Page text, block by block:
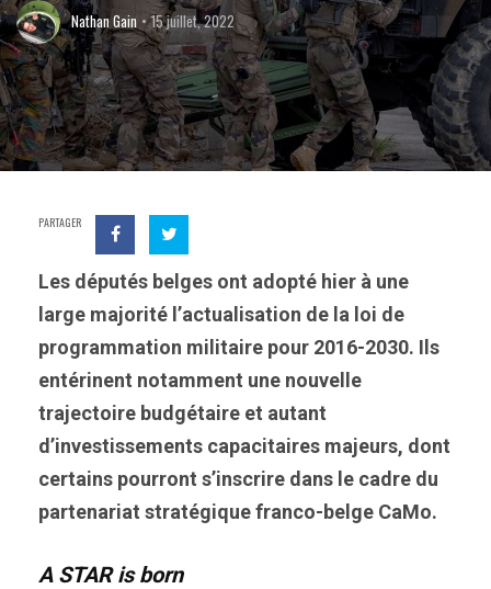
Nathan Gain 15 juillet, 2022
PARTAGER
Les députés belges ont adopté hier à une
large majorité l’actualisation de la loi de
programmation militaire pour 2016-2030. Ils
entérinent notamment une nouvelle
trajectoire budgétaire et autant
d’investissements capacitaires majeurs, dont
certains pourront s’inscrire dans le cadre du
partenariat stratégique franco-belge CaMo.
A STAR is born